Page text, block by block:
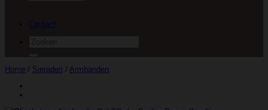
Home / Sieraden / Armbanden